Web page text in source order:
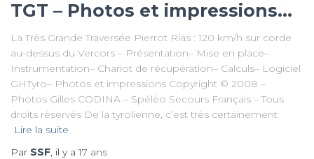
TGT – Photos et impressions…
La Très Grande Traversée Pierrot Rias : 120 km/h sur corde
au-dessus du Vercors – Présentation– Mise en place–
Instrumentation– Chariot de récupération– Calculs– Logiciel
GHTyro– Photos et impressions Copyright © 2008 –
Photos Gilles CODINA – Spéléo Secours Français – Tous
droits réservés De la tyrolienne, c’est très certainement
Lire la suite
Par SSF, il y a17 ans